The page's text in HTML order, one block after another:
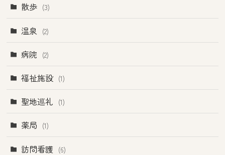
散歩 (3)
温泉 (2)
病院 (2)
福祉施設 (1)
聖地巡礼 (1)
薬局 (1)
訪問看護 (6)